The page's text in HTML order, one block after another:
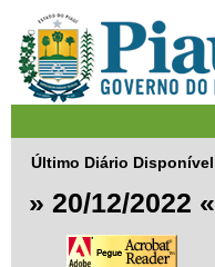
Último Diário Disponível
» 20/12/2022 «